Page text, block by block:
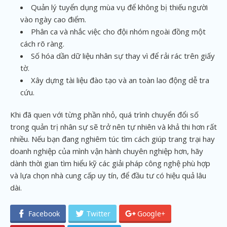
Quản lý tuyển dụng mùa vụ để không bị thiếu người
vào ngày cao điểm.
Phân ca và nhắc việc cho đội nhóm ngoài đồng một
cách rõ ràng.
Số hóa dần dữ liệu nhân sự thay vì để rải rác trên giấy
tờ.
Xây dựng tài liệu đào tạo và an toàn lao động dễ tra
cứu.
Khi đã quen với từng phần nhỏ, quá trình chuyển đổi số
trong quản trị nhân sự sẽ trở nên tự nhiên và khả thi hơn rất
nhiều. Nếu bạn đang nghiêm túc tìm cách giúp trang trại hay
doanh nghiệp của mình vận hành chuyên nghiệp hơn, hãy
dành thời gian tìm hiểu kỹ các giải pháp công nghệ phù hợp
và lựa chọn nhà cung cấp uy tín, để đầu tư có hiệu quả lâu
dài.
Facebook Twitter Google+